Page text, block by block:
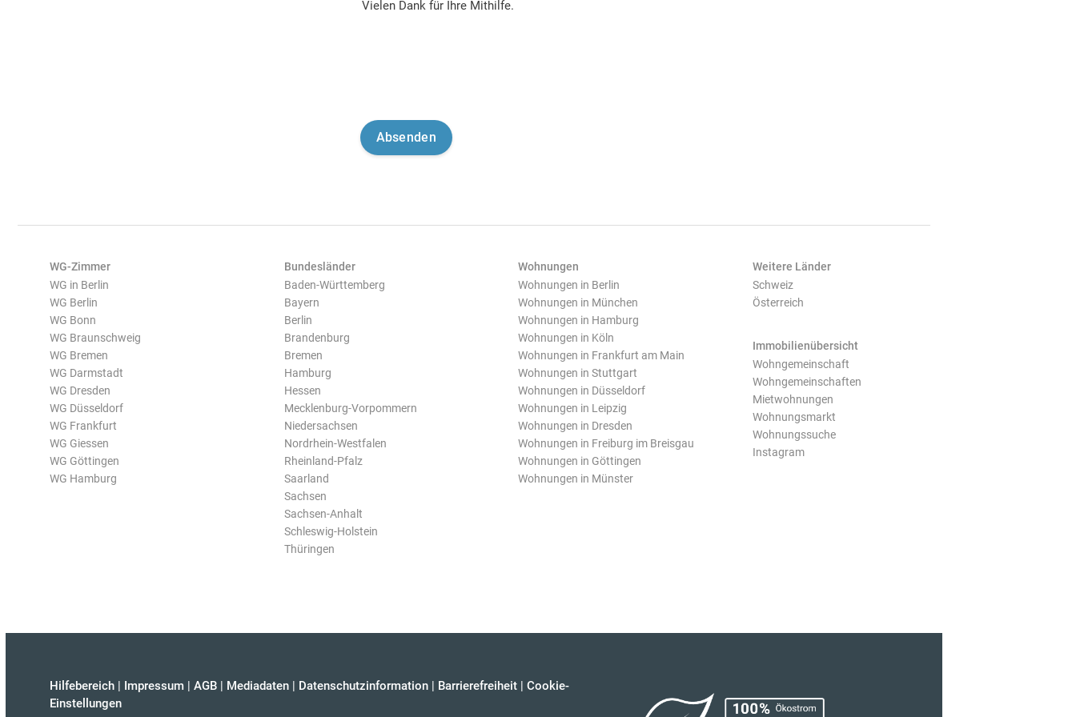
Vielen Dank für Ihre Mithilfe.
WG-Zimmer
WG in Berlin
WG Berlin
WG Bonn
WG Braunschweig
WG Bremen
WG Darmstadt
WG Dresden
WG Düsseldorf
WG Frankfurt
WG Giessen
WG Göttingen
WG Hamburg
Bundesländer
Baden-Württemberg
Bayern
Berlin
Brandenburg
Bremen
Hamburg
Hessen
Mecklenburg-Vorpommern
Niedersachsen
Nordrhein-Westfalen
Rheinland-Pfalz
Saarland
Sachsen
Sachsen-Anhalt
Schleswig-Holstein
Thüringen
Wohnungen
Wohnungen in Berlin
Wohnungen in München
Wohnungen in Hamburg
Wohnungen in Köln
Wohnungen in Frankfurt am Main
Wohnungen in Stuttgart
Wohnungen in Düsseldorf
Wohnungen in Leipzig
Wohnungen in Dresden
Wohnungen in Freiburg im Breisgau
Wohnungen in Göttingen
Wohnungen in Münster
Weitere Länder
Schweiz
Österreich
Immobilienübersicht
Wohngemeinschaft
Wohngemeinschaften
Mietwohnungen
Wohnungsmarkt
Wohnungssuche
Instagram
Hilfebereich | Impressum | AGB | Mediadaten | Datenschutzinformation | Barrierefreiheit | Cookie-
Einstellungen